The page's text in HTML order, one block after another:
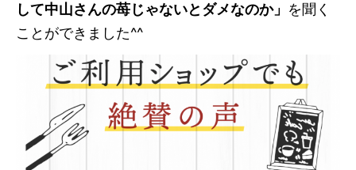
して中山さんの苺じゃないとダメなのか」 を聞く
ことができました^^